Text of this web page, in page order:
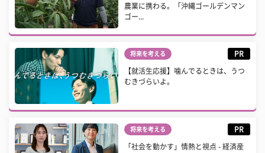
農業に携わる。「沖縄ゴールデンマン
ゴー...
将来を考える PR
【就活生応援】噛んでるときは、うつ
むきづらいよ。
将来を考える PR
「社会を動かす」情熱と視点 - 経済産